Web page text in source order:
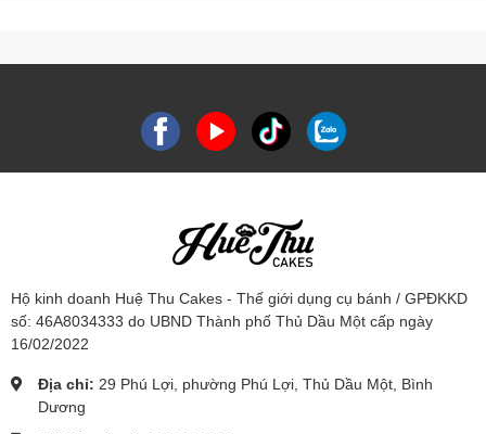
Hộ kinh doanh Huệ Thu Cakes - Thế giới dụng cụ bánh / GPĐKKD
số: 46A8034333 do UBND Thành phố Thủ Dầu Một cấp ngày
16/02/2022
Địa chỉ: 29 Phú Lợi, phường Phú Lợi, Thủ Dầu Một, Bình
Dương